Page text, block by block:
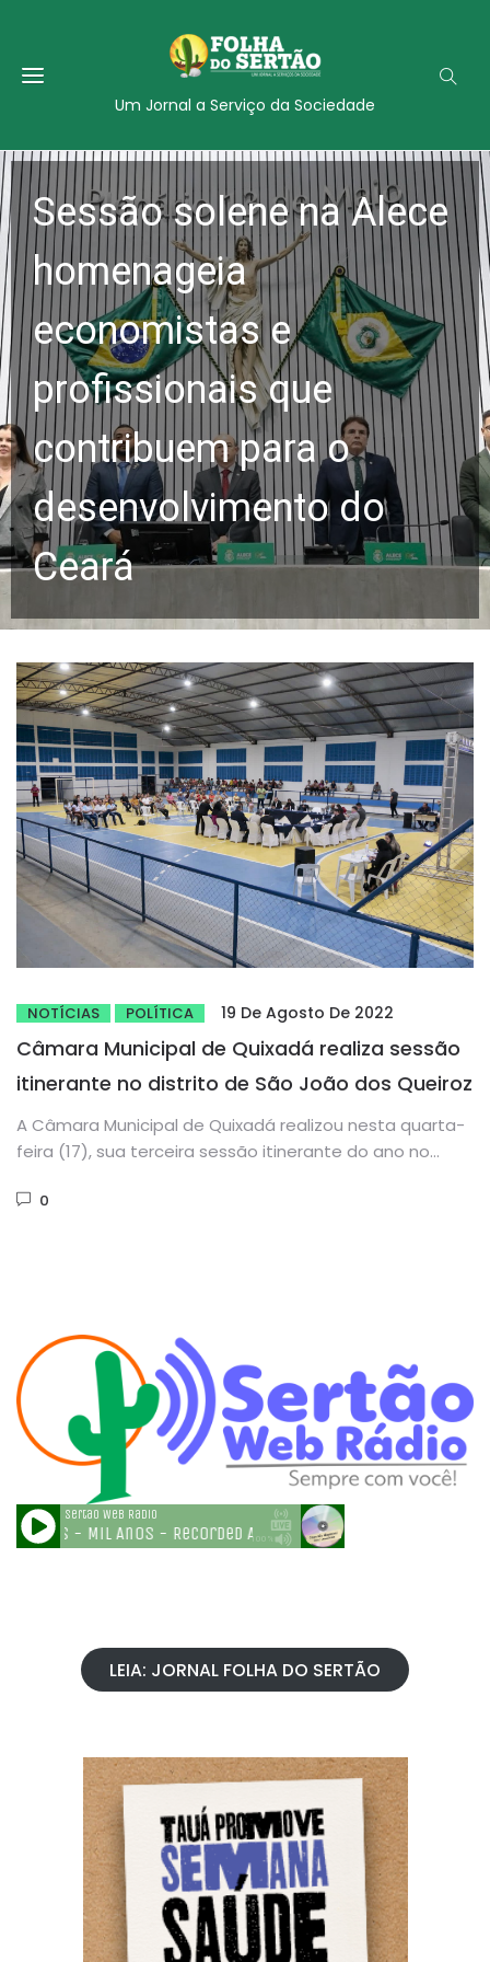
Um Jornal a Serviço da Sociedade
Sessão solene na Alece
homenageia
economistas e
profissionais que
contribuem para o
desenvolvimento do
Ceará
NOTÍCIAS POLÍTICA 19 De Agosto De 2022
Câmara Municipal de Quixadá realiza sessão
itinerante no distrito de São João dos Queiroz
A Câmara Municipal de Quixadá realizou nesta quarta-
feira (17), sua terceira sessão itinerante do ano no
0
LEIA: JORNAL FOLHA DO SERTÃO